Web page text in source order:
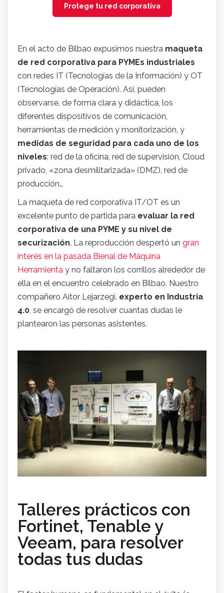
Protege tu red corporativa
En el acto de Bilbao expusimos nuestra maqueta
de red corporativa para PYMEs industriales
con redes IT (Tecnologías de la Información) y OT
(Tecnologías de Operación). Así, pueden
observarse, de forma clara y didáctica, los
diferentes dispositivos de comunicación,
herramientas de medición y monitorización, y
medidas de seguridad para cada uno de los
niveles: red de la oficina, red de supervisión, Cloud
privado, «zona desmilitarizada» (DMZ), red de
producción…
La maqueta de red corporativa IT/OT es un
excelente punto de partida para evaluar la red
corporativa de una PYME y su nivel de
securización. La reproducción despertó un gran
interés en la pasada Bienal de Máquina
Herramienta y no faltaron los corrillos alrededor de
ella en el encuentro celebrado en Bilbao. Nuestro
compañero Aitor Lejarzegi, experto en Industria
4.0, se encargó de resolver cuantas dudas le
plantearon las personas asistentes.
Talleres prácticos con
Fortinet, Tenable y
Veeam, para resolver
todas tus dudas